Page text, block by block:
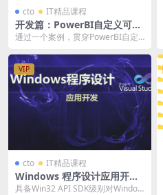
cto IT精品课程
开发篇：PowerBI自定义可视
化视觉对象开发入门实践 | 完
通过一个案例，贯穿PowerBI自定
让大家能轻松入...
VIP
cto IT精品课程
Windows 程序设计应用开发
视频课程 | 完结
具备Win32 API SDK级别对Window